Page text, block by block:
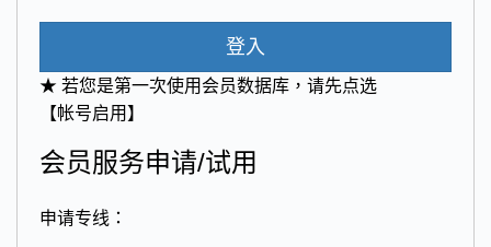
登入
★ 若您是第一次使用会员数据库，请先点选
【帐号启用】
会员服务申请/试用
申请专线：